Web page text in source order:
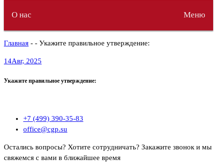
О нас Меню
Главная - - Укажите правильное утверждение:
14Авг, 2025
Укажите правильное утверждение:
+7 (499) 390-35-83
office@cgp.su
Остались вопросы? Хотите сотрудничать? Закажите звонок и мы
свяжемся с вами в ближайшее время